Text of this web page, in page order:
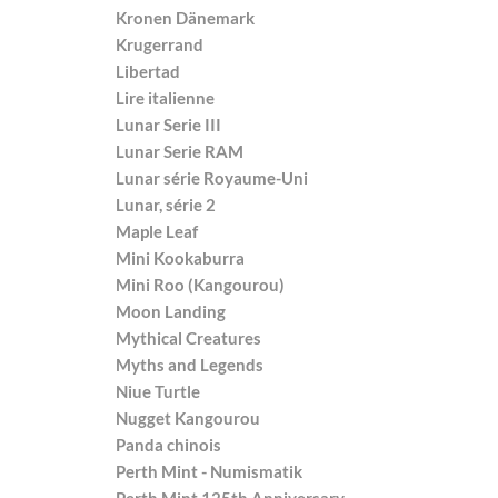
Kronen Dänemark
Krugerrand
Libertad
Lire italienne
Lunar Serie III
Lunar Serie RAM
Lunar série Royaume-Uni
Lunar, série 2
Maple Leaf
Mini Kookaburra
Mini Roo (Kangourou)
Moon Landing
Mythical Creatures
Myths and Legends
Niue Turtle
Nugget Kangourou
Panda chinois
Perth Mint - Numismatik